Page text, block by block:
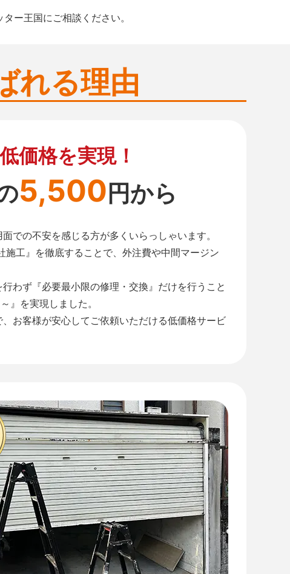
ー王国にご相談ください。
れる理由
価格を実現！
5,500円から
での不安を感じる方が多くいらっしゃいます。
施工』を徹底することで、外注費や中間マージン
わず『必要最小限の修理・交換』だけを行うこと
』を実現しました。
お客様が安心してご依頼いただける低価格サービ